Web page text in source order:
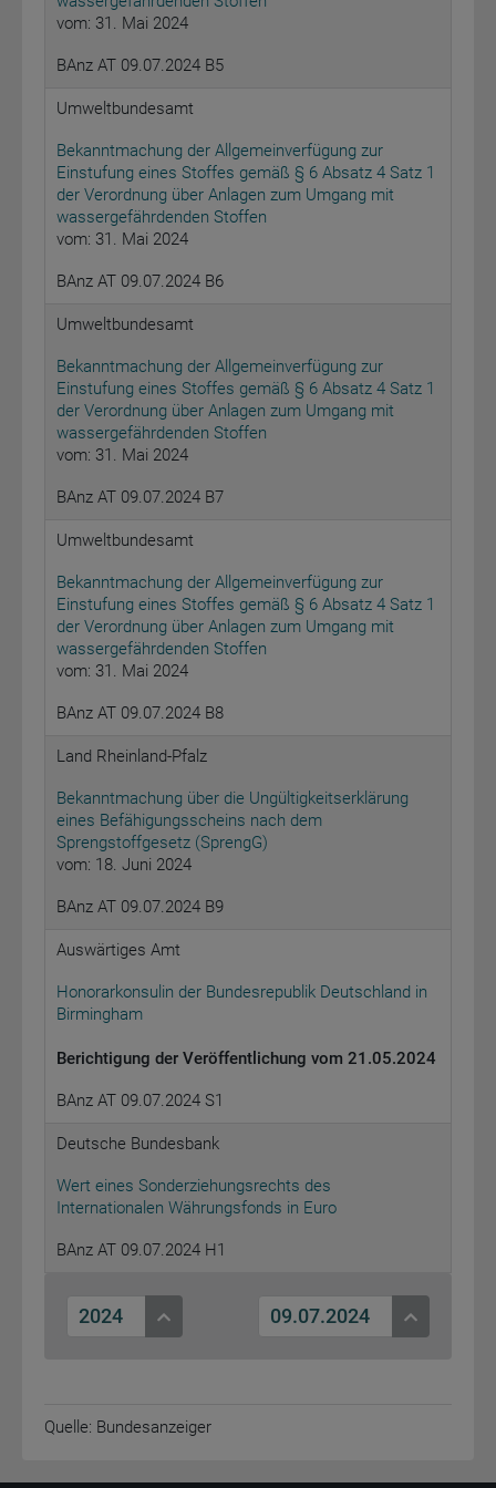
vom: 31. Mai 2024
BAnz AT 09.07.2024 B5
Umweltbundesamt
Bekanntmachung der Allgemeinverfügung zur
Einstufung eines Stoffes gemäß § 6 Absatz 4 Satz 1
der Verordnung über Anlagen zum Umgang mit
wassergefährdenden Stoffen
vom: 31. Mai 2024
BAnz AT 09.07.2024 B6
Umweltbundesamt
Bekanntmachung der Allgemeinverfügung zur
Einstufung eines Stoffes gemäß § 6 Absatz 4 Satz 1
der Verordnung über Anlagen zum Umgang mit
wassergefährdenden Stoffen
vom: 31. Mai 2024
BAnz AT 09.07.2024 B7
Umweltbundesamt
Bekanntmachung der Allgemeinverfügung zur
Einstufung eines Stoffes gemäß § 6 Absatz 4 Satz 1
der Verordnung über Anlagen zum Umgang mit
wassergefährdenden Stoffen
vom: 31. Mai 2024
BAnz AT 09.07.2024 B8
Land Rheinland-Pfalz
Bekanntmachung über die Ungültigkeitserklärung
eines Befähigungsscheins nach dem
Sprengstoffgesetz (SprengG)
vom: 18. Juni 2024
BAnz AT 09.07.2024 B9
Auswärtiges Amt
Honorarkonsulin der Bundesrepublik Deutschland in
Birmingham
Berichtigung der Veröffentlichung vom 21.05.2024
BAnz AT 09.07.2024 S1
Deutsche Bundesbank
Wert eines Sonderziehungsrechts des
Internationalen Währungsfonds in Euro
BAnz AT 09.07.2024 H1
2024 09.07.2024
Quelle: Bundesanzeiger